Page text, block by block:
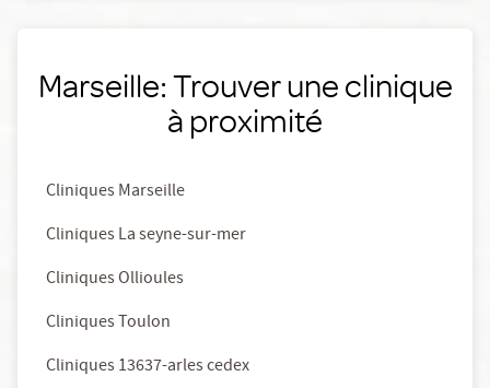
Marseille: Trouver une clinique
à proximité
Cliniques Marseille
Cliniques La seyne-sur-mer
Cliniques Ollioules
Cliniques Toulon
Cliniques 13637-arles cedex